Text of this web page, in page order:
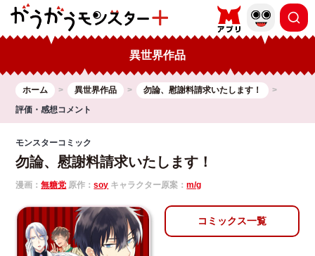
異世界作品
ホーム 異世界作品
勿論、慰謝料請求いたします！
評価・感想コメント
モンスターコミック
勿論、慰謝料請求いたします！
漫画：無糖党 原作：soy キャラクター原案：m/g
コミックス一覧